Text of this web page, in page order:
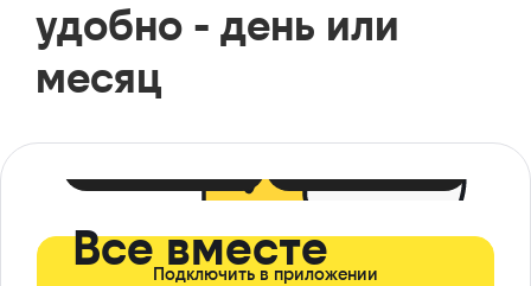
удобно - день или
месяц
Все вместе
Подключить в приложении